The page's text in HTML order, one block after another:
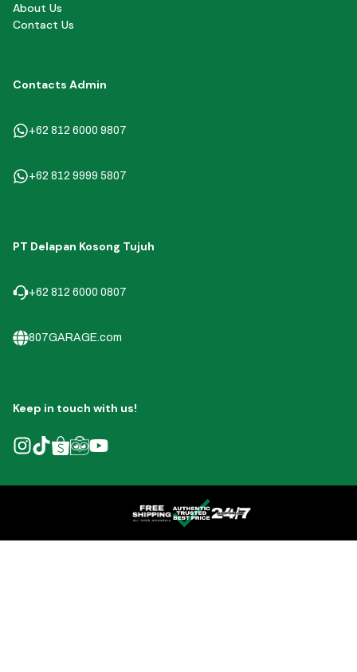
About Us
Contact Us
Contacts Admin
+62 812 6000 9807
+62 812 9999 5807
PT Delapan Kosong Tujuh
+62 812 6000 0807
807GARAGE.com
Keep in touch with us!